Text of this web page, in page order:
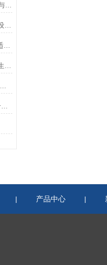
深入了解EBMPAPST 风扇的可靠性与耐用性
McDaniel 压力表能确保系统安全与设备寿命延长
美国AIRTROL压力开关的优缺点及适用范围讲解
| 产品中心 |